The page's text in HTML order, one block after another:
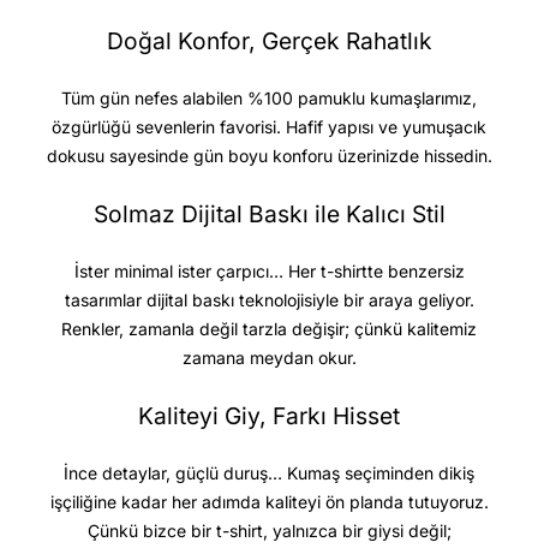
Doğal Konfor, Gerçek Rahatlık
Tüm gün nefes alabilen %100 pamuklu kumaşlarımız,
özgürlüğü sevenlerin favorisi. Hafif yapısı ve yumuşacık
dokusu sayesinde gün boyu konforu üzerinizde hissedin.
Solmaz Dijital Baskı ile Kalıcı Stil
İster minimal ister çarpıcı… Her t-shirtte benzersiz
tasarımlar dijital baskı teknolojisiyle bir araya geliyor.
Renkler, zamanla değil tarzla değişir; çünkü kalitemiz
zamana meydan okur.
Kaliteyi Giy, Farkı Hisset
İnce detaylar, güçlü duruş… Kumaş seçiminden dikiş
işçiliğine kadar her adımda kaliteyi ön planda tutuyoruz.
Çünkü bizce bir t-shirt, yalnızca bir giysi değil;